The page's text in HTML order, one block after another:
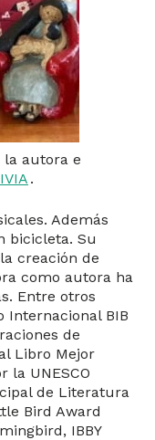
la autora e
.
Además
bicicleta. Su
creación de
como autora ha
Entre otros
Internacional BIB
de
Libro Mejor
la UNESCO
de Literatura
Bird Award
IBBY